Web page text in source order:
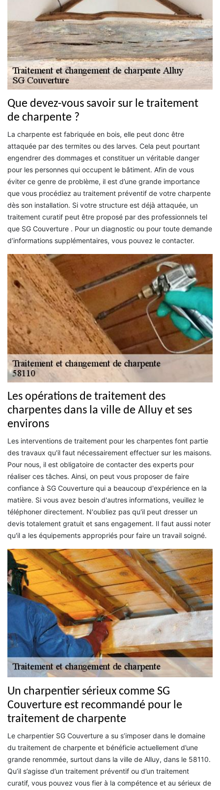
Que devez-vous savoir sur le traitement
de charpente ?
La charpente est fabriquée en bois, elle peut donc être
attaquée par des termites ou des larves. Cela peut pourtant
engendrer des dommages et constituer un véritable danger
pour les personnes qui occupent le bâtiment. Afin de vous
éviter ce genre de problème, il est d’une grande importance
que vous procédiez au traitement préventif de votre charpente
dès son installation. Si votre structure est déjà attaquée, un
traitement curatif peut être proposé par des professionnels tel
que SG Couverture . Pour un diagnostic ou pour toute demande
d’informations supplémentaires, vous pouvez le contacter.
Les opérations de traitement des
charpentes dans la ville de Alluy et ses
environs
Les interventions de traitement pour les charpentes font partie
des travaux qu'il faut nécessairement effectuer sur les maisons.
Pour nous, il est obligatoire de contacter des experts pour
réaliser ces tâches. Ainsi, on peut vous proposer de faire
confiance à SG Couverture qui a beaucoup d'expérience en la
matière. Si vous avez besoin d'autres informations, veuillez le
téléphoner directement. N'oubliez pas qu'il peut dresser un
devis totalement gratuit et sans engagement. Il faut aussi noter
qu'il a les équipements appropriés pour faire un travail soigné.
Un charpentier sérieux comme SG
Couverture est recommandé pour le
traitement de charpente
Le charpentier SG Couverture a su s’imposer dans le domaine
du traitement de charpente et bénéficie actuellement d’une
grande renommée, surtout dans la ville de Alluy, dans le 58110.
Qu’il s’agisse d’un traitement préventif ou d’un traitement
curatif, vous pouvez vous fier à la compétence et au sérieux de